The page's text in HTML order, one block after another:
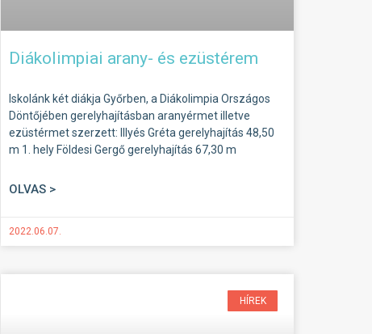
Diákolimpiai arany- és ezüstérem
Iskolánk két diákja Győrben, a Diákolimpia Országos
Döntőjében gerelyhajításban aranyérmet illetve
ezüstérmet szerzett: Illyés Gréta gerelyhajítás 48,50
m 1. hely Földesi Gergő gerelyhajítás 67,30 m
OLVAS >
2022.06.07.
HÍREK